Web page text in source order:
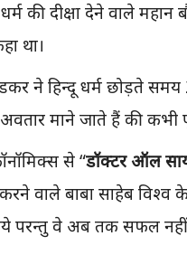
की दीक्षा देने वाले
था।
ने हिन्दू धर्म छोड़ते
माने जाते हैं की कभी
से “डॉक्टर ऑल
करने वाले बाबा साहेब
परन्तु वे अब तक सफल